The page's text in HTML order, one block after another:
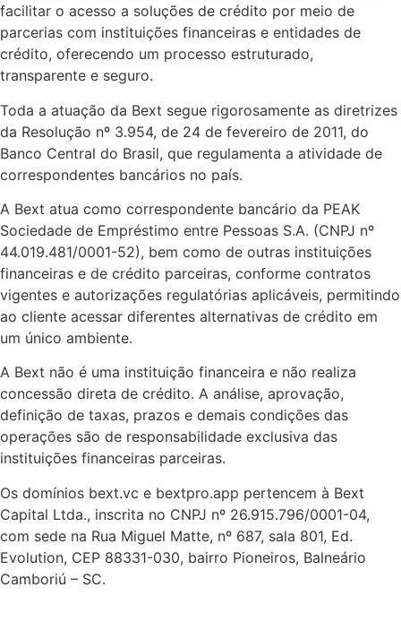
facilitar o acesso a soluções de crédito por meio de
parcerias com instituições financeiras e entidades de
crédito, oferecendo um processo estruturado,
transparente e seguro.
Toda a atuação da Bext segue rigorosamente as diretrizes
da Resolução nº 3.954, de 24 de fevereiro de 2011, do
Banco Central do Brasil, que regulamenta a atividade de
correspondentes bancários no país.
A Bext atua como correspondente bancário da PEAK
Sociedade de Empréstimo entre Pessoas S.A. (CNPJ nº
44.019.481/0001-52), bem como de outras instituições
financeiras e de crédito parceiras, conforme contratos
vigentes e autorizações regulatórias aplicáveis, permitindo
ao cliente acessar diferentes alternativas de crédito em
um único ambiente.
A Bext não é uma instituição financeira e não realiza
concessão direta de crédito. A análise, aprovação,
definição de taxas, prazos e demais condições das
operações são de responsabilidade exclusiva das
instituições financeiras parceiras.
Os domínios bext.vc e bextpro.app pertencem à Bext
Capital Ltda., inscrita no CNPJ nº 26.915.796/0001-04,
com sede na Rua Miguel Matte, nº 687, sala 801, Ed.
Evolution, CEP 88331-030, bairro Pioneiros, Balneário
Camboriú – SC.